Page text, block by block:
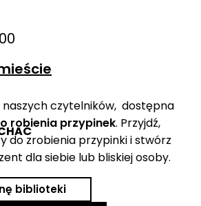
naszych czytelników, dostępna
robienia przypinek. Przyjdź,
do zrobienia przypinki i stwórz
dla siebie lub bliskiej osoby.
biblioteki